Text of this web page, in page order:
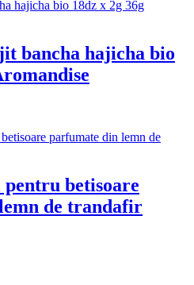
bancha hajicha bio
betisoare
de trandafir